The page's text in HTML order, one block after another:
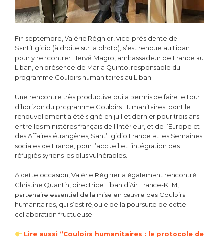
Fin septembre, Valérie Régnier, vice-présidente de
Sant’Egidio (à droite sur la photo), s’est rendue au Liban
pour y rencontrer Hervé Magro, ambassadeur de France au
Liban, en présence de Maria Quinto, responsable du
programme Couloirs humanitaires au Liban.
Une rencontre très productive qui a permis de faire le tour
d’horizon du programme Couloirs Humanitaires, dont le
renouvellement a été signé en juillet dernier pour trois ans
entre les ministères français de l’Intérieur, et de l’Europe et
des Affaires étrangères, Sant’Egidio France et les Semaines
sociales de France, pour l’accueil et l’intégration des
réfugiés syriens les plus vulnérables.
A cette occasion, Valérie Régnier a également rencontré
Christine Quantin, directrice Liban d’Air France-KLM,
partenaire essentiel de la mise en œuvre des Couloirs
humanitaires, qui s’est réjouie de la poursuite de cette
collaboration fructueuse.
Lire aussi “Couloirs humanitaires : le protocole de